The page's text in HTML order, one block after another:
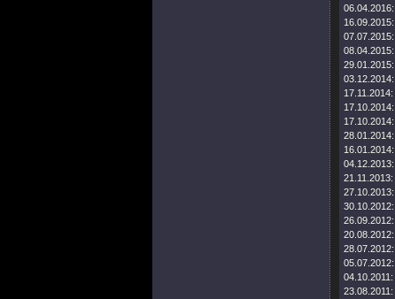
06.04.2016:
16.09.2015:
07.07.2015:
08.04.2015:
29.01.2015:
03.12.2014:
17.11.2014:
17.10.2014:
17.10.2014:
28.01.2014:
16.01.2014:
04.12.2013:
21.11.2013:
27.10.2013:
30.10.2012:
26.09.2012:
20.08.2012:
28.07.2012:
05.07.2012:
04.10.2011:
23.08.2011: